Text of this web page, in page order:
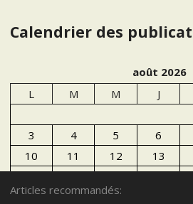
Calendrier des
août 2026
L
M M J
3
4 5 6
10
11 12 13
24
25 26
Articles recommandés: